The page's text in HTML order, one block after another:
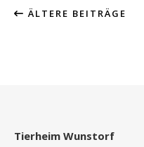
ÄLTERE BEITRÄGE
Tierheim Wunstorf